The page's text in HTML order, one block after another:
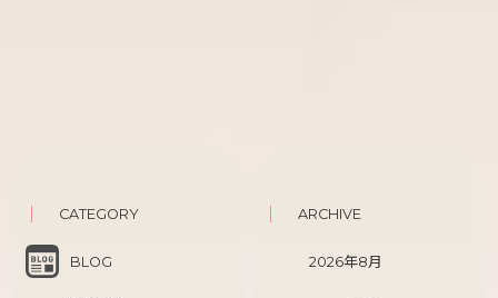
CATEGORY
BLOG
ARCHIVE
2026年8月